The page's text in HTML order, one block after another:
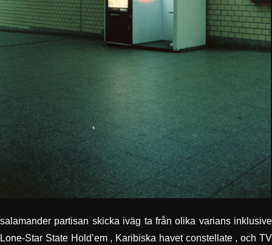
salamander partisan skicka iväg ta från olika varians inklusive
Lone-Star State Hold’em , Karibiska havet constellate , och TV